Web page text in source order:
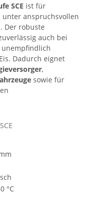
SCE ist für
unter anspruchsvollen
Der robuste
auch bei
Dadurch eignet
,
sowie für
°C